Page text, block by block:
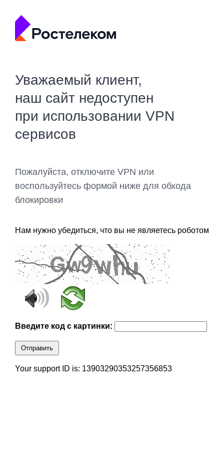
Уважаемый клиент,
наш сайт недоступен
при использовании VPN
сервисов
Пожалуйста, отключите VPN или
воспользуйтесь формой ниже для обхода
блокировки
Нам нужно убедиться, что вы не являетесь роботом
Введите код с картинки:
Отправить
Your support ID is: 13903290353257356853